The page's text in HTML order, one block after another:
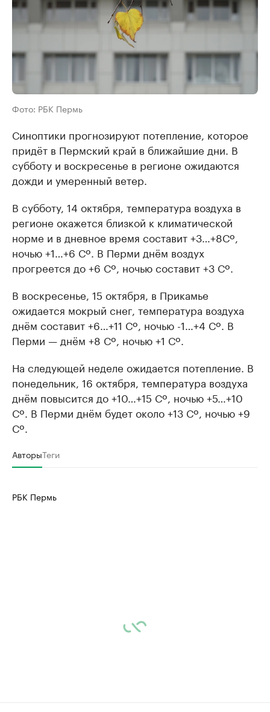
Фото: РБК Пермь
Синоптики прогнозируют потепление, которое
придёт в Пермский край в ближайшие дни. В
субботу и воскресенье в регионе ожидаются
дожди и умеренный ветер.
В субботу, 14 октября, температура воздуха в
регионе окажется близкой к климатической
норме и в дневное время составит +3…+8Сº,
ночью +1…+6 Сº. В Перми днём воздух
прогреется до +6 Сº, ночью составит +3 Сº.
В воскресенье, 15 октября, в Прикамье
ожидается мокрый снег, температура воздуха
днём составит +6…+11 Сº, ночью -1…+4 Сº. В
Перми — днём +8 Сº, ночью +1 Сº.
На следующей неделе ожидается потепление. В
понедельник, 16 октября, температура воздуха
днём повысится до +10…+15 Сº, ночью +5…+10
Сº. В Перми днём будет около +13 Сº, ночью +9
Сº.
АвторыТеги
РБК Пермь